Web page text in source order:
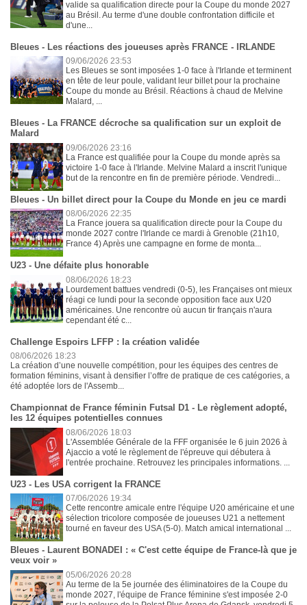
valide sa qualification directe pour la Coupe du monde 2027
au Brésil. Au terme d'une double confrontation difficile et
d'une...
Bleues - Les réactions des joueuses après FRANCE - IRLANDE
09/06/2026 23:53
Les Bleues se sont imposées 1-0 face à l'Irlande et terminent
en tête de leur poule, validant leur billet pour la prochaine
Coupe du monde au Brésil. Réactions à chaud de Melvine
Malard, ...
Bleues - La FRANCE décroche sa qualification sur un exploit de
Malard
09/06/2026 23:16
La France est qualifiée pour la Coupe du monde après sa
victoire 1-0 face à l'Irlande. Melvine Malard a inscrit l'unique
but de la rencontre en fin de première période. Vendredi...
Bleues - Un billet direct pour la Coupe du Monde en jeu ce mardi
08/06/2026 22:35
La France jouera sa qualification directe pour la Coupe du
monde 2027 contre l'Irlande ce mardi à Grenoble (21h10,
France 4) Après une campagne en forme de monta...
U23 - Une défaite plus honorable
08/06/2026 18:23
Lourdement battues vendredi (0-5), les Françaises ont mieux
réagi ce lundi pour la seconde opposition face aux U20
américaines. Une rencontre où aucun tir français n'aura
cependant été c...
Challenge Espoirs LFFP : la création validée
08/06/2026 18:23
La création d’une nouvelle compétition, pour les équipes des centres de
formation féminins, visant à densifier l’offre de pratique de ces catégories, a
été adoptée lors de l'Assemb...
Championnat de France féminin Futsal D1 - Le règlement adopté,
les 12 équipes potentielles connues
08/06/2026 18:03
L'Assemblée Générale de la FFF organisée le 6 juin 2026 à
Ajaccio a voté le règlement de l'épreuve qui débutera à
l'entrée prochaine. Retrouvez les principales informations. ...
U23 - Les USA corrigent la FRANCE
07/06/2026 19:34
Cette rencontre amicale entre l'équipe U20 américaine et une
sélection tricolore composée de joueuses U21 a nettement
tourné en faveur des USA (5-0). Match amical international ...
Bleues - Laurent BONADEI : « C'est cette équipe de France-là que je
veux voir »
05/06/2026 20:28
Au terme de la 5e journée des éliminatoires de la Coupe du
monde 2027, l'équipe de France féminine s'est imposée 2-0